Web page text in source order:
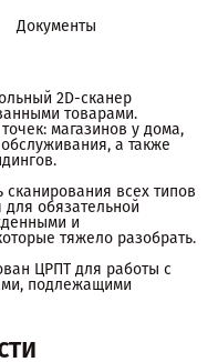
Документы
2D-сканер
товарами.
магазинов у дома,
а также
сканирования всех типов
обязательной
и
тяжело разобрать.
ЦРПТ для работы с
подлежащими